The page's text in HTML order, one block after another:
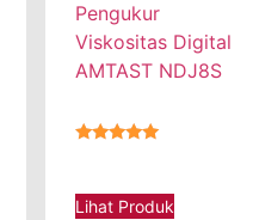
Pengukur
Viskositas Digital
AMTAST NDJ8S
Lihat Produk